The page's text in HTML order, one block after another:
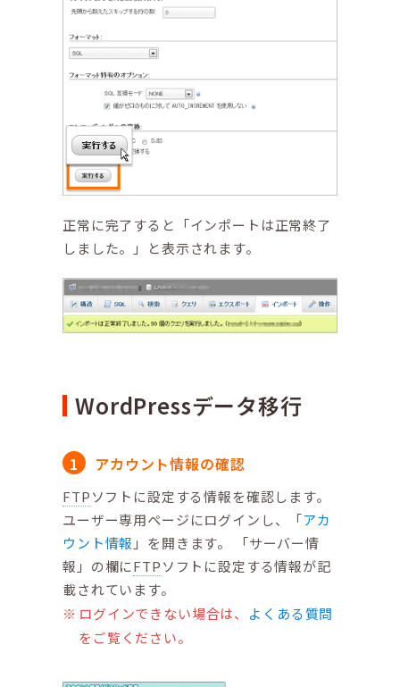
正常に完了すると「インポートは正常終了
しました。」と表示されます。
WordPressデータ移行
アカウント情報の確認
FTPソフトに設定する情報を確認します。
ユーザー専用ページにログインし、「アカ
ウント情報 」を開きます。 「サーバー情
報」の欄にFTPソフトに設定する情報が記
載されています。
ログインできない場合は、 よくある質問
をご覧ください。